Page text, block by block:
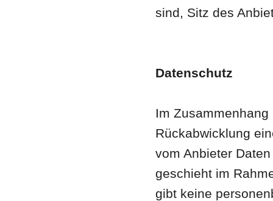
sind, Sitz des
Datenschutz
Im
Rückabwicklung
vom Anbieter
geschieht im
gibt keine